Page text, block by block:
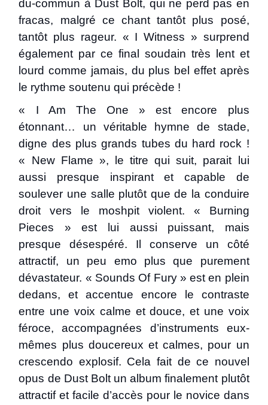
du-commun à Dust Bolt, qui ne perd pas en
fracas, malgré ce chant tantôt plus posé,
tantôt plus rageur. « I Witness » surprend
également par ce final soudain très lent et
lourd comme jamais, du plus bel effet après
le rythme soutenu qui précède !
« I Am The One » est encore plus
étonnant… un véritable hymne de stade,
digne des plus grands tubes du hard rock !
« New Flame », le titre qui suit, parait lui
aussi presque inspirant et capable de
soulever une salle plutôt que de la conduire
droit vers le moshpit violent. « Burning
Pieces » est lui aussi puissant, mais
presque désespéré. Il conserve un côté
attractif, un peu emo plus que purement
dévastateur. « Sounds Of Fury » est en plein
dedans, et accentue encore le contraste
entre une voix calme et douce, et une voix
féroce, accompagnées d’instruments eux-
mêmes plus doucereux et calmes, pour un
crescendo explosif. Cela fait de ce nouvel
opus de Dust Bolt un album finalement plutôt
attractif et facile d’accès pour le novice dans